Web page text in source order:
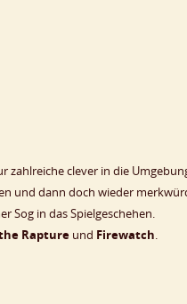
zahlreiche clever in die
und dann doch wieder
Sog in das Spielgeschehen.
Rapture und Firewatch.